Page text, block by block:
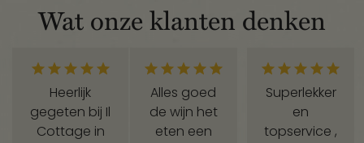
Wat onze klanten denken
Heerlijk
gegeten bij Il
Cottage in
Alles goed
de wijn het
eten een
Superlekker
en
topservice ,